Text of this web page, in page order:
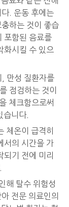
. 운동 후에는
하는 것이 좋습
포함된 음료를
화시킬 수 있으
, 만성 질환자를
점검하는 것이
체크함으로써
습니다.
체온이 급격히
서의 시간을 가
되기 전에 미리
해 탈수 위험성
전문 의료인의